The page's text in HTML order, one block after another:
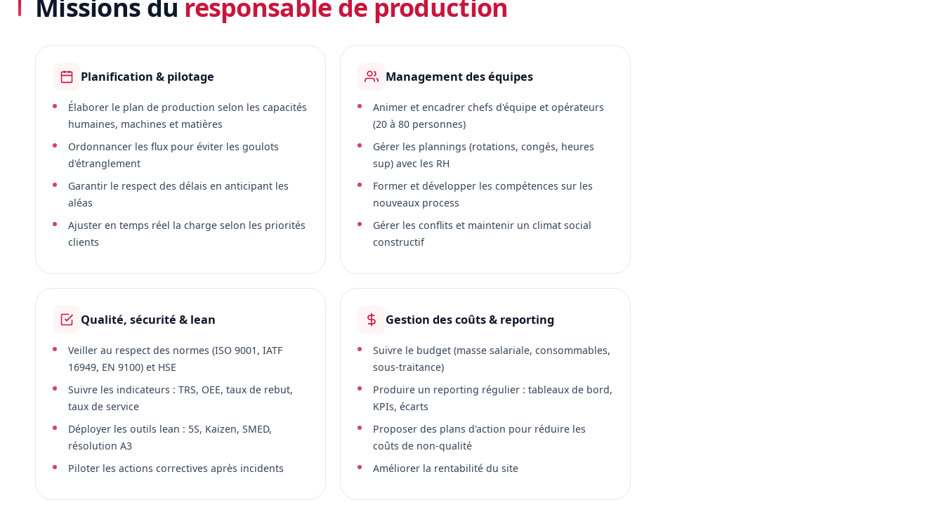
Missions du responsable de production
Planification & pilotage
Élaborer le plan de production selon les capacités
humaines, machines et matières
Ordonnancer les flux pour éviter les goulots
d'étranglement
Garantir le respect des délais en anticipant les
aléas
Ajuster en temps réel la charge selon les priorités
clients
Management des équipes
Animer et encadrer chefs d'équipe et opérateurs
(20 à 80 personnes)
Gérer les plannings (rotations, congés, heures
sup) avec les RH
Former et développer les compétences sur les
nouveaux process
Gérer les conflits et maintenir un climat social
constructif
Qualité, sécurité & lean
Veiller au respect des normes (ISO 9001, IATF
16949, EN 9100) et HSE
Suivre les indicateurs : TRS, OEE, taux de rebut,
taux de service
Déployer les outils lean : 5S, Kaizen, SMED,
résolution A3
Piloter les actions correctives après incidents
Gestion des coûts & reporting
Suivre le budget (masse salariale, consommables,
sous-traitance)
Produire un reporting régulier : tableaux de bord,
KPIs, écarts
Proposer des plans d'action pour réduire les
coûts de non-qualité
Améliorer la rentabilité du site